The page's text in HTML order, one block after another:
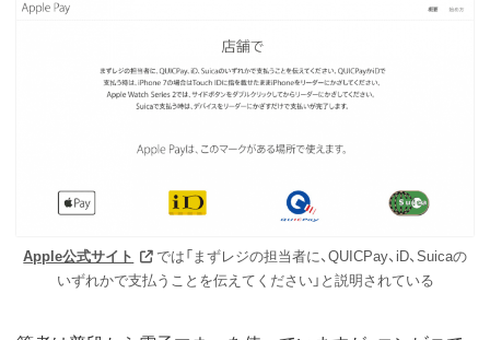
Apple公式サイト
では「まずレジの担当者に、QUICPay、iD、Suicaの
いずれかで支払うことを伝えてください」と説明されている